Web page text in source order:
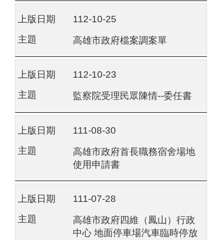
112-10-25
高雄市政府檔案調案單
112-10-23
監察院受理民眾陳情--委任書
111-08-30
高雄市政府首長職務宿舍場地
使用申請書
111-07-28
高雄市政府四維（鳳山）行政
中心 地面停車場汽車臨時停放